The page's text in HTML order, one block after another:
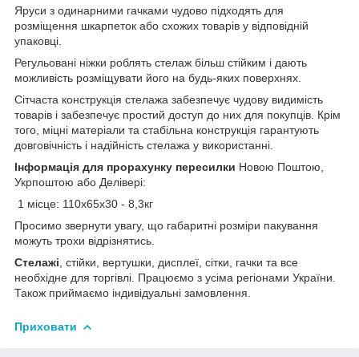
Яруси з одинарними гачками чудово підходять для
розміщення шкарпеток або схожих товарів у відповідній
упаковці.
Регульовані ніжки роблять стелаж більш стійким і дають
можливість розміщувати його на будь-яких поверхнях.
Сітчаста конструкція стелажа забезпечує чудову видимість
товарів і забезпечує простий доступ до них для покупців. Крім
того, міцні матеріали та стабільна конструкція гарантують
довговічність і надійність стелажа у використанні.
Інформація для прорахунку пересилки Новою Поштою,
Укрпоштою або Делівері:
1 місце: 110х65х30 - 8,3кг
Просимо звернути увагу, що габаритні розміри пакування
можуть трохи відрізнятись.
Стелажі , стійки, вертушки, дисплеї, сітки, гачки та все
необхідне для торгівлі. Працюємо з усіма регіонами України.
Також приймаємо індивідуальні замовлення.
Приховати